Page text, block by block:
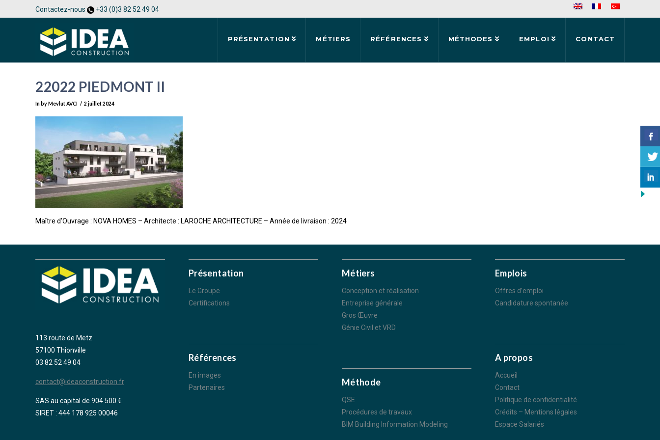
Contactez-nous +33 (0)3 82 52 49 04
PRÉSENTATION MÉTIERS RÉFÉRENCES MÉTHODES EMPLOI CONTACT
22022 PIEDMONT II
In by Mevlut AVCI 2 juillet 2024
Maître d’Ouvrage : NOVA HOMES – Architecte : LAROCHE ARCHITECTURE – Année de livraison : 2024
113 route de Metz
57100 Thionville
03 82 52 49 04
contact@ideaconstruction.fr
SAS au capital de 904 500 €
SIRET : 444 178 925 00046
Présentation
Le Groupe
Certifications
Références
En images
Partenaires
Métiers
Conception et réalisation
Entreprise générale
Gros Œuvre
Génie Civil et VRD
Méthode
QSE
Procédures de travaux
BIM Building Information Modeling
Emplois
Offres d’emploi
Candidature spontanée
A propos
Accueil
Contact
Politique de confidentialité
Crédits – Mentions légales
Espace Salariés